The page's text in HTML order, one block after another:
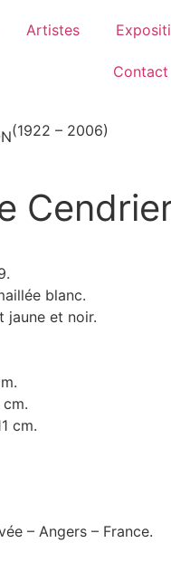
Artistes
Contact
(1922 – 2006)
blanc.
jaune et noir.
cm.
– Angers – France.